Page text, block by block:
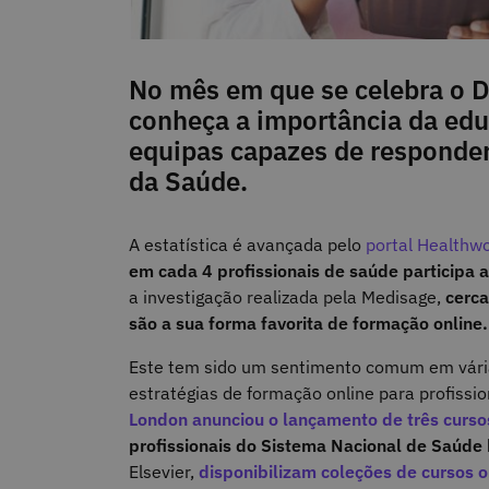
No mês em que se celebra o
conheça a importância da
equipas capazes de
da Saúde.
A estatística é avançada pelo portal
em cada 4 profissionais de saúde participa
a investigação realizada pela Medisage,
são a sua forma favorita de formação online.
Este tem sido um sentimento comum em
estratégias de formação online para
London anunciou o lançamento de três
profissionais do Sistema Nacional de Saúde
Elsevier, disponibilizam coleções de cursos